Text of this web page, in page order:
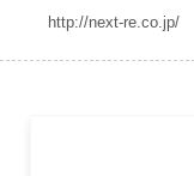
http://next-re.co.jp/